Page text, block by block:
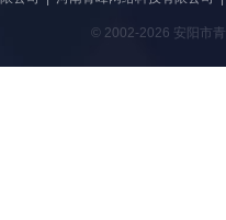
© 2002-2026 安阳市